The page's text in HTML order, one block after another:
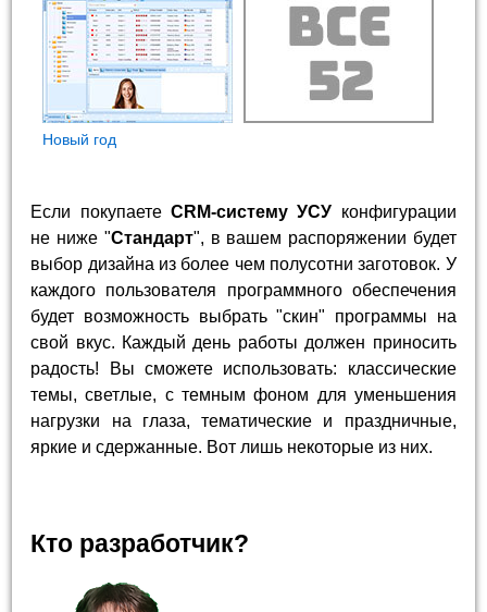
Новый год
Если покупаете CRM-систему УСУ конфигурации
не ниже "Стандарт", в вашем распоряжении будет
выбор дизайна из более чем полусотни заготовок. У
каждого пользователя программного обеспечения
будет возможность выбрать "скин" программы на
свой вкус. Каждый день работы должен приносить
радость! Вы сможете использовать: классические
темы, светлые, с темным фоном для уменьшения
нагрузки на глаза, тематические и праздничные,
яркие и сдержанные. Вот лишь некоторые из них.
Кто разработчик?